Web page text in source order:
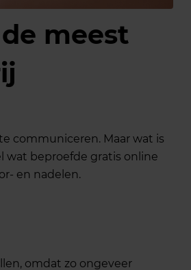
meest
communiceren. Maar wat is
wat beproefde gratis online
en nadelen.
omdat zo ongeveer